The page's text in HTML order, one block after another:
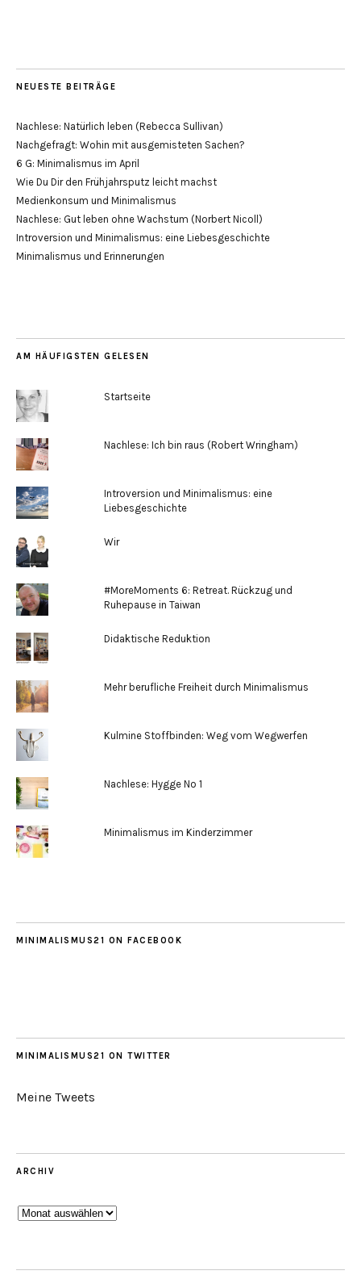
NEUESTE BEITRÄGE
Nachlese: Natürlich leben (Rebecca Sullivan)
Nachgefragt: Wohin mit ausgemisteten Sachen?
6 G: Minimalismus im April
Wie Du Dir den Frühjahrsputz leicht machst
Medienkonsum und Minimalismus
Nachlese: Gut leben ohne Wachstum (Norbert Nicoll)
Introversion und Minimalismus: eine Liebesgeschichte
Minimalismus und Erinnerungen
AM HÄUFIGSTEN GELESEN
Startseite
Nachlese: Ich bin raus (Robert Wringham)
Introversion und Minimalismus: eine
Liebesgeschichte
Wir
#MoreMoments 6: Retreat. Rückzug und
Ruhepause in Taiwan
Didaktische Reduktion
Mehr berufliche Freiheit durch Minimalismus
Kulmine Stoffbinden: Weg vom Wegwerfen
Nachlese: Hygge No 1
Minimalismus im Kinderzimmer
MINIMALISMUS21 ON FACEBOOK
MINIMALISMUS21 ON TWITTER
Meine Tweets
ARCHIV
Archiv